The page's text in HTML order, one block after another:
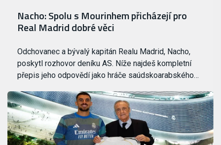
Nacho: Spolu s Mourinhem přicházejí pro
Real Madrid dobré věci
Odchovanec a bývalý kapitán Realu Madrid, Nacho,
poskytl rozhovor deníku AS. Níže najdeš kompletní
přepis jeho odpovědí jako hráče saúdskoarabského…